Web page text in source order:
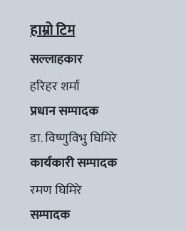
हाम्रो टिम
सल्लाहकार
हरिहर शर्मा
प्रधान सम्पादक
डा. विष्णुविभु घिमिरे
कार्यकारी सम्पादक
रमण घिमिरे
सम्पादक